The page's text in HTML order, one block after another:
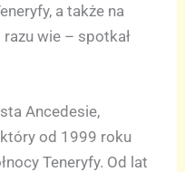
a także na
wie – spotkał
Ancedesie,
od 1999 roku
Teneryfy. Od lat